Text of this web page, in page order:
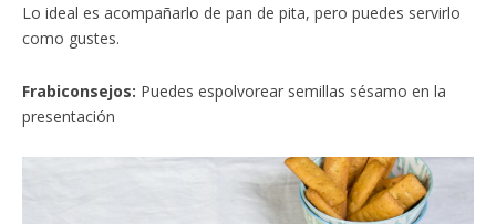
Lo ideal es acompañarlo de pan de pita, pero puedes servirlo
como gustes.
Frabiconsejos: Puedes espolvorear semillas sésamo en la
presentación